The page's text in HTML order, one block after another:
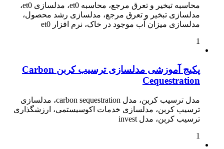
محاسبه تبخیر و تعرق مرجع، محاسبه et0، مدلسازی et0،
مدلسازی تبخیر و تعرق مرجع، مدلسازی رشد محصول،
مدلسازی میزان آب موجود در خاک، نرم افزار et0
1
پکیج آموزشی مدلسازی ترسیب کربن Carbon
Cequestration
مدل ترسیب کربن، مدل carbon sequestration، مدلسازی
ترسیب کربن، مدلسازی خدمات اکوسیستمی، ارزشگذاری
ترسیب کربن، مدل invest
1